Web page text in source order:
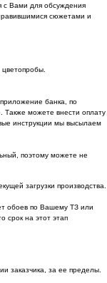
Вами для обсуждения
сюжетами и
банка, по
Также можете внести оплату
инструкции мы высылаем
поэтому можете не
загрузки производства.
обоев по Вашему ТЗ или
срок на этот этап
заказчика, за ее пределы.